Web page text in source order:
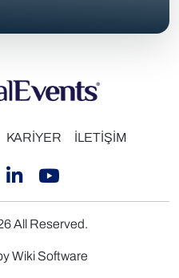
KARİYER İLETİŞİM
All Reserved.
Wiki Software